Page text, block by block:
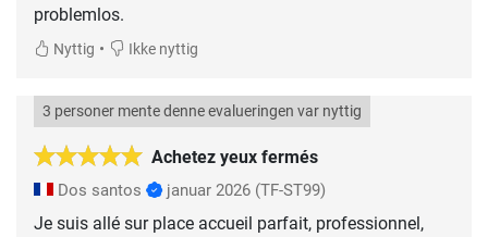
problemlos.
Nyttig • Ikke nyttig
Achetez yeux fermés
3 personer mente denne evalueringen var nyttig
Dos santos januar 2026 (TF-ST99)
Je suis allé sur place accueil parfait, professionnel,